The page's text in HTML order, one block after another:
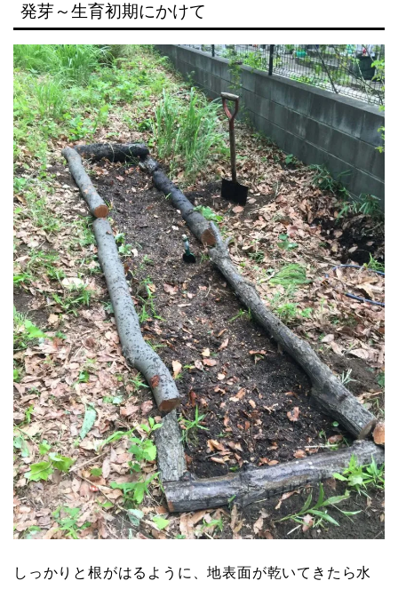
発芽～生育初期にかけて
しっかりと根がはるように、地表面が乾いてきたら水